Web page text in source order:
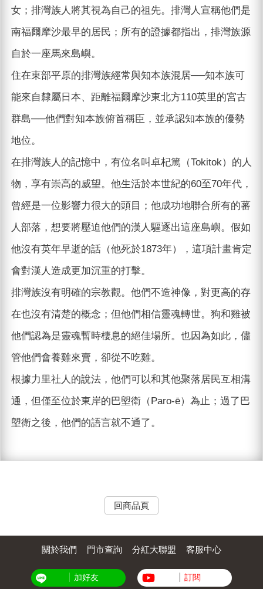
女；排灣族人將其視為自己的祖先。排灣人宣稱他們是
南福爾摩沙最早的居民；所有的證據都指出，排灣族源
自於一座馬來島嶼。
住在東部平原的排灣族經常與知本族混居──知本族可
能來自隸屬日本、距離福爾摩沙東北方110英里的宮古
群島──他們對知本族俯首稱臣，並承認知本族的優勢
地位。
在排灣族人的記憶中，有位名叫卓杞篤（Tokitok）的人
物，享有崇高的威望。他生活於本世紀的60至70年代，
曾經是一位影響力很大的頭目；他成功地聯合所有的蕃
人部落，想要將壓迫他們的漢人驅逐出這座島嶼。假如
他沒有英年早逝的話（他死於1873年），這項計畫肯定
會對漢人造成更加沉重的打擊。
排灣族沒有明確的宗教觀。他們不造神像，對更高的存
在也沒有清楚的概念；但他們相信靈魂轉世。狗和雞被
他們認為是靈魂暫時棲息的絕佳場所。也因為如此，儘
管他們會養雞來賣，卻從不吃雞。
根據力里社人的說法，他們可以和其他聚落居民互相溝
通，但僅至位於東岸的巴塱衛（Paro-ē）為止；過了巴
塱衛之後，他們的語言就不通了。
回商品頁
關於我們 門市查詢 分紅大聯盟 客服中心
加好友 訂閱